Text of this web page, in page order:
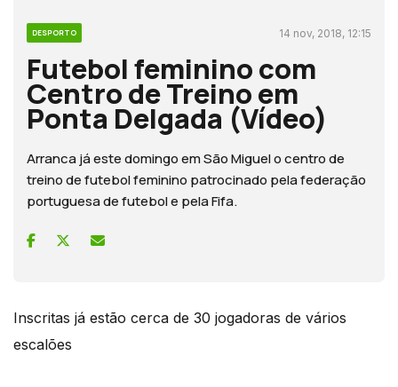
DESPORTO 14 nov, 2018, 12:15
Futebol feminino com
Centro de Treino em
Ponta Delgada (Vídeo)
Arranca já este domingo em São Miguel o centro de
treino de futebol feminino patrocinado pela federação
portuguesa de futebol e pela Fifa.
Inscritas já estão cerca de 30 jogadoras de vários
escalões